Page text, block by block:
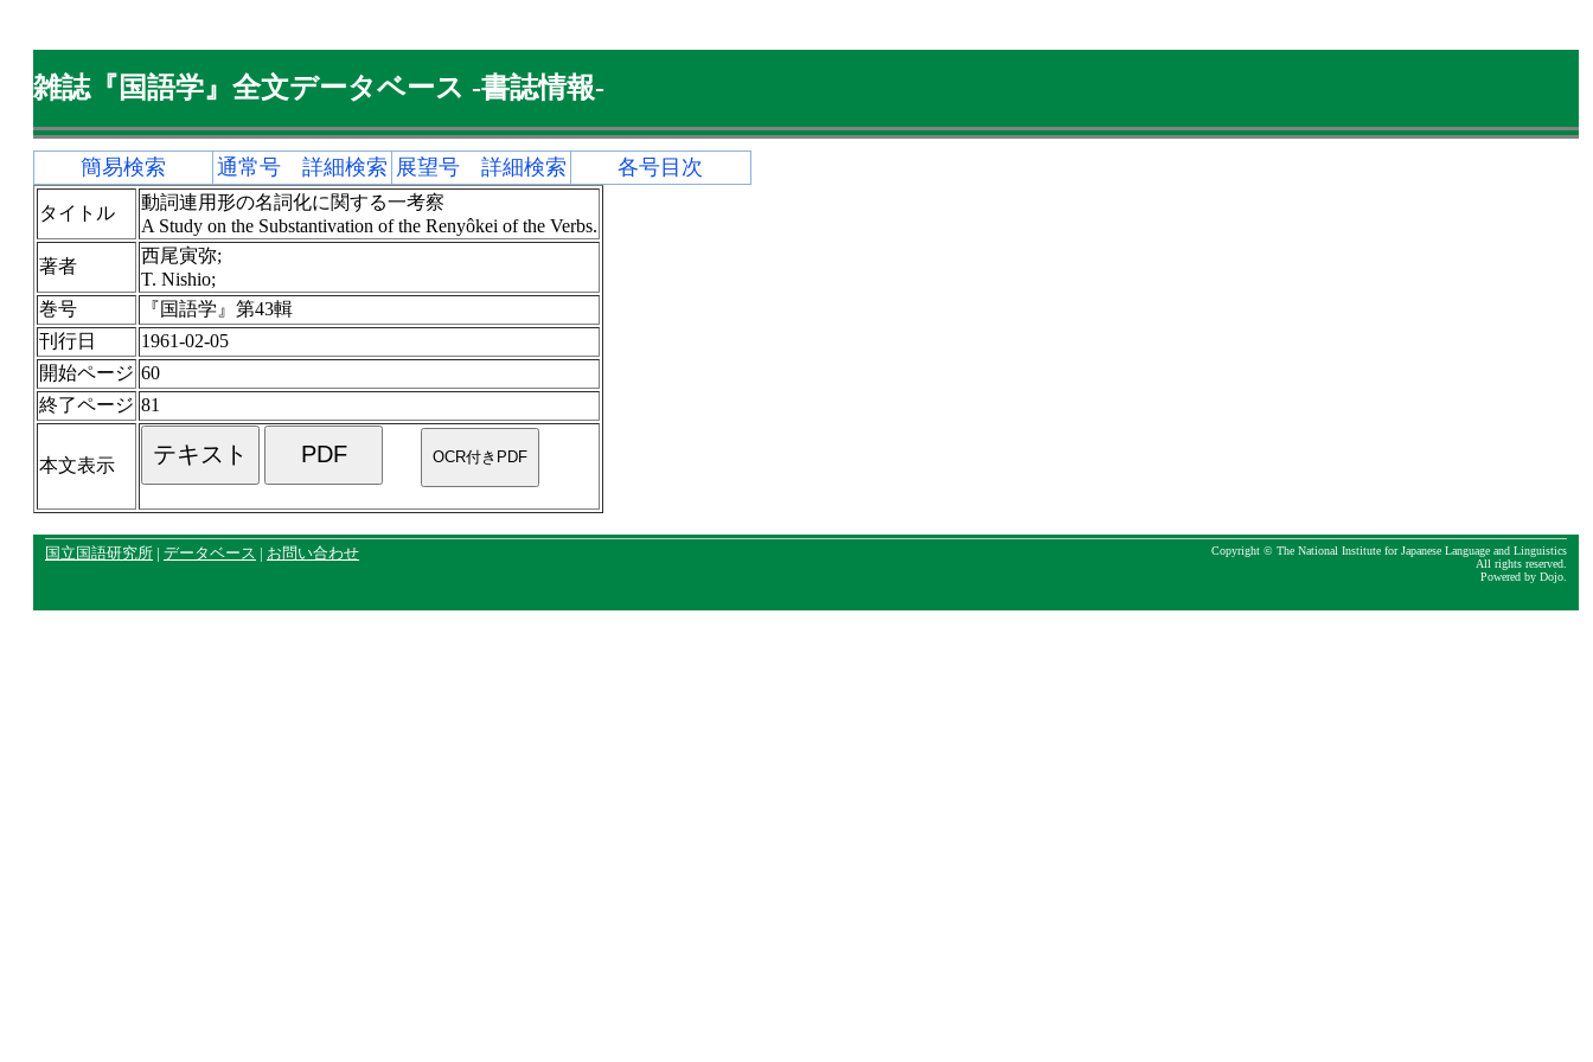
雑誌『国語学』全文データベース -書誌情報-
簡易検索 通常号 詳細検索 展望号 詳細検索 各号目次
タイトル
動詞連用形の名詞化に関する一考察
A Study on the Substantivation of the Renyôkei of the Verbs.
著者
西尾寅弥;
T. Nishio;
巻号
『国語学』第43輯
刊行日
1961-02-05
開始ページ 60
終了ページ 81
本文表示
国立国語研究所 | データベース | お問い合わせ
Copyright © The National Institute for Japanese Language and Linguistics
All rights reserved.
Powered by Dojo